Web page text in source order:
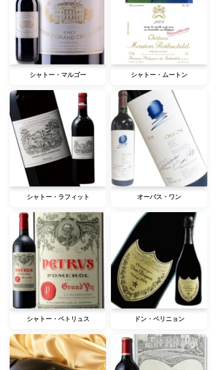
シャトー・マルゴー シャトー・ムートン
シャトー・ラフィット オーパス・ワン
シャトー・ペトリュス ドン・ペリニョン